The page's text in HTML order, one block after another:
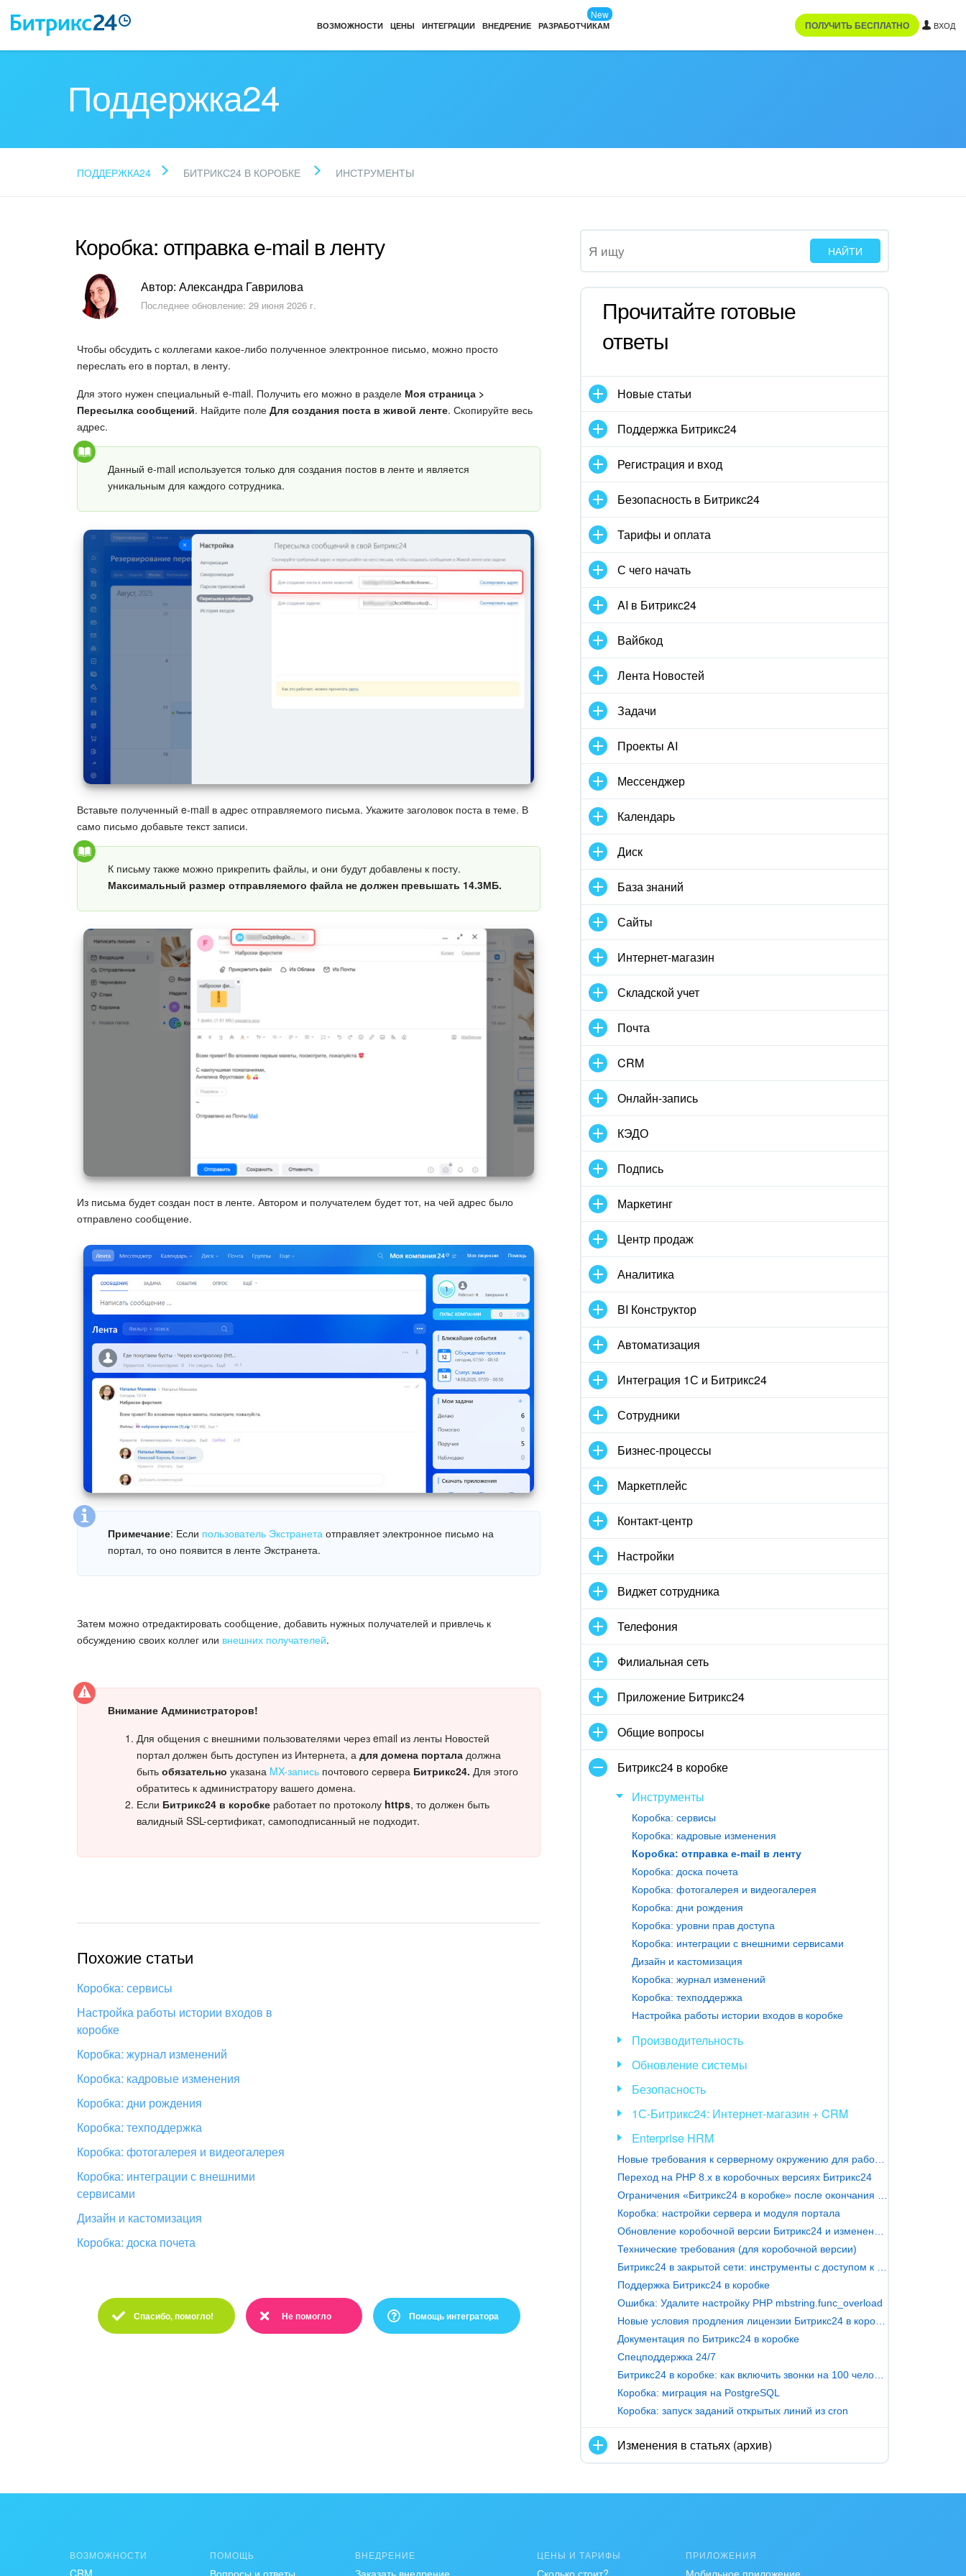
ВОЗМОЖНОСТИ ЦЕНЫ ИНТЕГРАЦИИ ВНЕДРЕНИЕ РАЗРАБОТЧИКАМ
New
ПОЛУЧИТЬ БЕСПЛАТНО ВХОД
Поддержка24
ПОДДЕРЖКА24 БИТРИКС24 В КОРОБКЕ ИНСТРУМЕНТЫ
Коробка: отправка e-mail в ленту
Автор: Александра Гаврилова
Последнее обновление: 29 июня 2026 г.
Чтобы обсудить с коллегами какое-либо полученное электронное письмо, можно просто
переслать его в портал, в ленту.
Для этого нужен специальный e-mail. Получить его можно в разделе Моя страница >
Пересылка сообщений. Найдите поле Для создания поста в живой ленте. Скопируйте весь
адрес.
Данный e-mail используется только для создания постов в ленте и является
уникальным для каждого сотрудника.
Вставьте полученный e-mail в адрес отправляемого письма. Укажите заголовок поста в теме. В
само письмо добавьте текст записи.
К письму также можно прикрепить файлы, и они будут добавлены к посту.
Максимальный размер отправляемого файла не должен превышать 14.3МБ.
Из письма будет создан пост в ленте. Автором и получателем будет тот, на чей адрес было
отправлено сообщение.
Примечание: Если пользователь Экстранета отправляет электронное письмо на
портал, то оно появится в ленте Экстранета.
Затем можно отредактировать сообщение, добавить нужных получателей и привлечь к
обсуждению своих коллег или внешних получателей.
Внимание Администраторов!
Для общения с внешними пользователями через email из ленты Новостей
портал должен быть доступен из Интернета, а для домена портала должна
быть обязательно указана MX-запись почтового сервера Битрикс24. Для этого
обратитесь к администратору вашего домена.
Если Битрикс24 в коробке работает по протоколу https, то должен быть
валидный SSL-сертификат, самоподписанный не подходит.
Похожие статьи
Коробка: сервисы
Настройка работы истории входов в
коробке
Коробка: журнал изменений
Коробка: кадровые изменения
Коробка: дни рождения
Коробка: техподдержка
Коробка: фотогалерея и видеогалерея
Коробка: интеграции с внешними
сервисами
Дизайн и кастомизация
Коробка: доска почета
Спасибо, помогло! Не помогло Помощь интегратора
Слишком коротко, мне не хватает информации
Прочитайте готовые
ответы
Новые статьи
Поддержка Битрикс24
Регистрация и вход
Безопасность в Битрикс24
Тарифы и оплата
С чего начать
AI в Битрикс24
Вайбкод
Лента Новостей
Задачи
Проекты AI
Мессенджер
Календарь
Диск
База знаний
Сайты
Интернет-магазин
Складской учет
Почта
CRM
Онлайн-запись
КЭДО
Подпись
Маркетинг
Центр продаж
Аналитика
BI Конструктор
Автоматизация
Интеграция 1С и Битрикс24
Сотрудники
Бизнес-процессы
Маркетплейс
Контакт-центр
Настройки
Виджет сотрудника
Телефония
Филиальная сеть
Приложение Битрикс24
Общие вопросы
Битрикс24 в коробке
Инструменты
Коробка: сервисы
Коробка: кадровые изменения
Коробка: отправка e-mail в ленту
Коробка: доска почета
Коробка: фотогалерея и видеогалерея
Коробка: дни рождения
Коробка: уровни прав доступа
Коробка: интеграции с внешними сервисами
Дизайн и кастомизация
Коробка: журнал изменений
Коробка: техподдержка
Настройка работы истории входов в коробке
Производительность
Обновление системы
Безопасность
1С-Битрикс24: Интернет-магазин + CRM
Enterprise HRM
Переход на PHP 8.х в коробочных версиях Битрикс24
Коробка: настройки сервера и модуля портала
Технические требования (для коробочной версии)
Поддержка Битрикс24 в коробке
Ошибка: Удалите настройку PHP mbstring.func_overload
Документация по Битрикс24 в коробке
Спецподдержка 24/7
Коробка: миграция на PostgreSQL
Коробка: запуск заданий открытых линий из cron
Изменения в статьях (архив)
ВОЗМОЖНОСТИ
CRM
ПОМОЩЬ
Вопросы и ответы
ВНЕДРЕНИЕ
Заказать внедрение
ЦЕНЫ И ТАРИФЫ
Сколько стоит?
ПРИЛОЖЕНИЯ
Мобильное приложение